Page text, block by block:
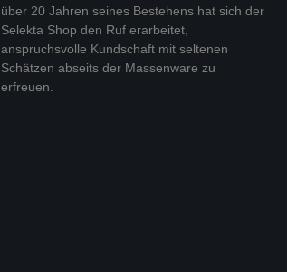
über 20 Jahren seines Bestehens hat sich der
Selekta Shop den Ruf erarbeitet,
anspruchsvolle Kundschaft mit seltenen
Schätzen abseits der Massenware zu
erfreuen.